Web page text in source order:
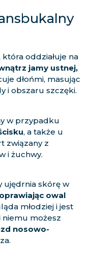
oddziałuje na
jamy ustnej,
dłońmi, masując
i obszaru szczęki.
w przypadku
, a także u
związany z
i żuchwy.
ujędrnia skórę w
owal
młodziej i jest
możesz
nosowo-